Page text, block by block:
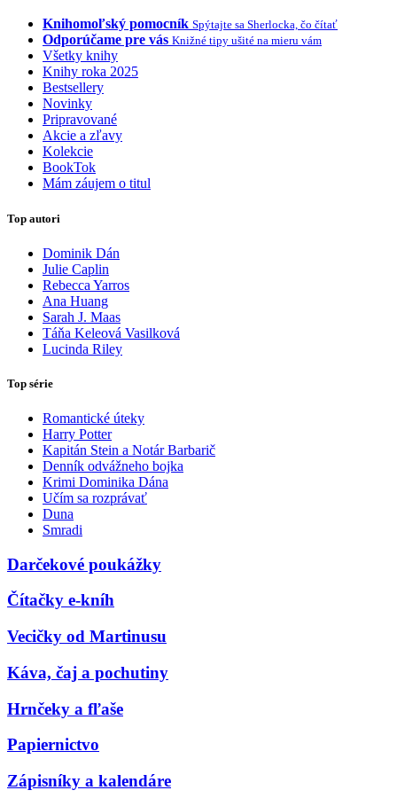
Knihomoľský pomocník Spýtajte sa Sherlocka, čo čítať
Odporúčame pre vás Knižné tipy ušité na mieru vám
Všetky knihy
Knihy roka 2025
Bestsellery
Novinky
Pripravované
Akcie a zľavy
Kolekcie
BookTok
Mám záujem o titul
Top autori
Dominik Dán
Julie Caplin
Rebecca Yarros
Ana Huang
Sarah J. Maas
Táňa Keleová Vasilková
Lucinda Riley
Top série
Romantické úteky
Harry Potter
Kapitán Stein a Notár Barbarič
Denník odvážneho bojka
Krimi Dominika Dána
Učím sa rozprávať
Duna
Smradi
Darčekové poukážky
Čítačky e-kníh
Vecičky od Martinusu
Káva, čaj a pochutiny
Hrnčeky a fľaše
Papiernictvo
Zápisníky a kalendáre